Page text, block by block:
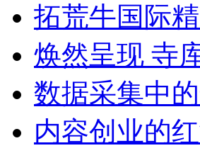
拓荒牛国际
焕然呈现 寺
数据采集中
内容创业的红